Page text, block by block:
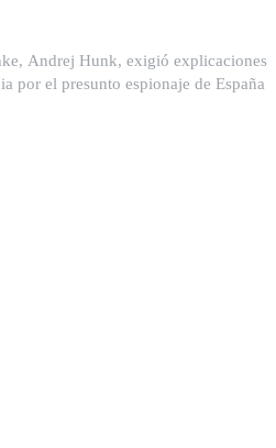
Andrej Hunk, exigió explicaciones
por el presunto espionaje de España